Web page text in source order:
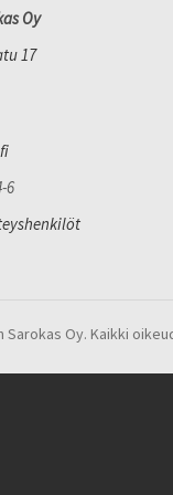
Oy
17
6
Sarokas Oy. Kaikki